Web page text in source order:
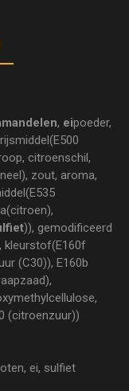
, eipoeder,
citroenschil,
zout, aroma,
)), gemodificeerd
kleurstof(E160f
(C30)), E160b
(citroenzuur))
ei, sulfiet